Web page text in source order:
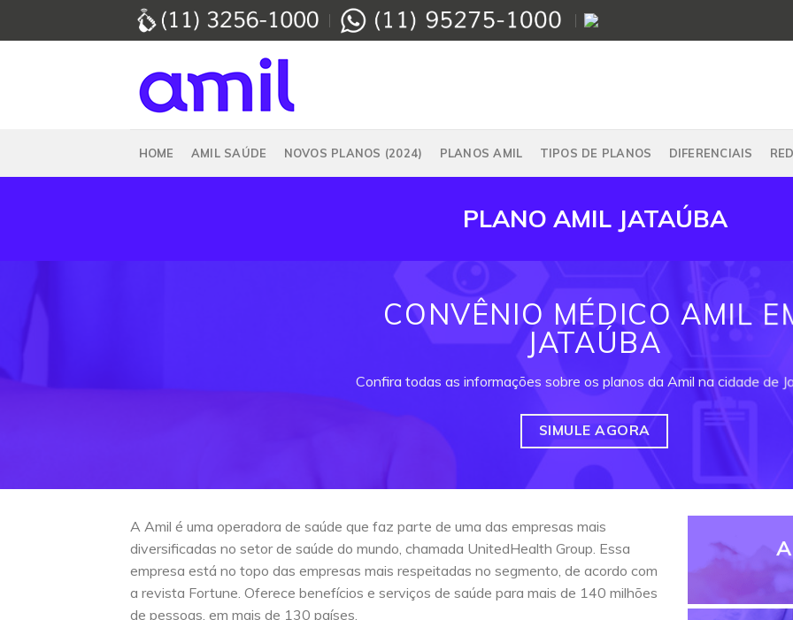
HOME AMIL SAÚDE NOVOS PLANOS (2024) PLANOS AMIL TIPOS DE PLANOS DIFERENCIAIS
PLANO AMIL JATAÚBA
CONVÊNIO MÉDICO AMIL
JATAÚBA
Confira todas as informações sobre os planos da Amil na cidade de
SIMULE AGORA
A Amil é uma operadora de saúde que faz parte de uma das empresas mais
diversificadas no setor de saúde do mundo, chamada UnitedHealth Group. Essa
empresa está no topo das empresas mais respeitadas no segmento, de acordo com
a revista Fortune. Oferece benefícios e serviços de saúde para mais de 140 milhões
de pessoas, em mais de 130 países.